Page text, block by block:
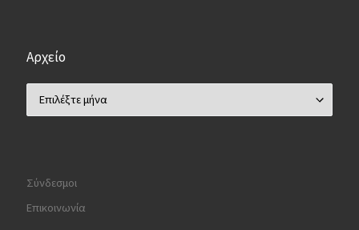
Αρχείο
Σύνδεσμοι
Επικοινωνία